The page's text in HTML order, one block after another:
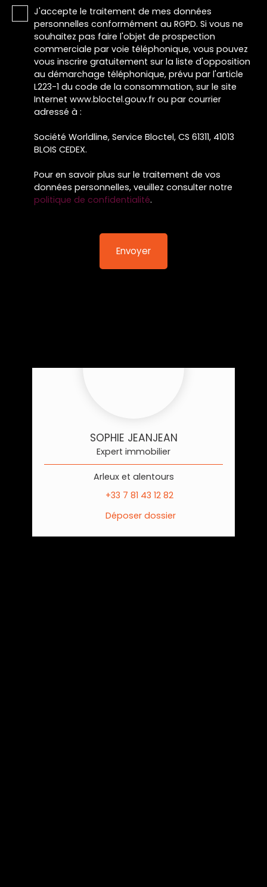
J'accepte le traitement de mes données
personnelles conformément au RGPD. Si vous ne
souhaitez pas faire l'objet de prospection
commerciale par voie téléphonique, vous pouvez
vous inscrire gratuitement sur la liste d'opposition
au démarchage téléphonique, prévu par l'article
L223-1 du code de la consommation, sur le site
Internet www.bloctel.gouv.fr ou par courrier
adressé à :
Société Worldline, Service Bloctel, CS 61311, 41013
BLOIS CEDEX.
Pour en savoir plus sur le traitement de vos
données personnelles, veuillez consulter notre
politique de confidentialité.
Envoyer
SOPHIE JEANJEAN
Expert immobilier
Arleux et alentours
+33 7 81 43 12 82
Déposer dossier